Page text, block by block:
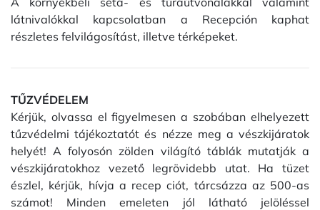
látnivalókkal kapcsolatban a Recepción kaphat
részletes felvilágosítást, illetve térképeket.
TŰZVÉDELEM
Kérjük, olvassa el figyelmesen a szobában elhelyezett
tűzvédelmi tájékoztatót és nézze meg a vészkijáratok
helyét! A folyosón zölden világító táblák mutatják a
vészkijáratokhoz vezető legrövidebb utat. Ha tüzet
észlel, kérjük, hívja a recep ciót, tárcsázza az 500-as
számot! Minden emeleten jól látható jelöléssel